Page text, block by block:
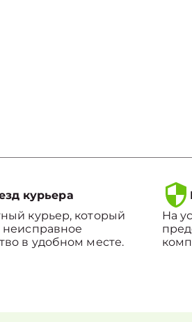
курьера
курьер, который
неисправное
в удобном месте.
На